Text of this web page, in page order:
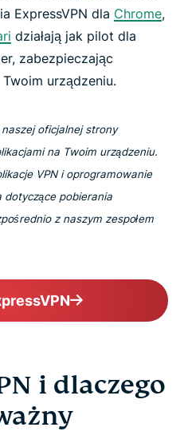
ExpressVPN dla Chrome,
działają jak pilot dla
zabezpieczając
urządzeniu.
oficjalnej strony
na Twoim urządzeniu.
VPN i oprogramowanie
dotyczące pobierania
z naszym zespołem
i dlaczego